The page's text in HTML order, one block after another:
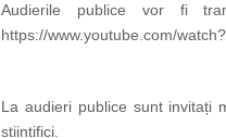
Audierile publice vor fi
https://www.youtube.com/
La audieri publice sunt invitați
științifici.